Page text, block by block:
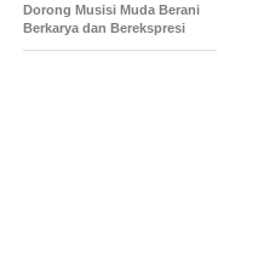
Dorong Musisi Muda Berani
Berkarya dan Berekspresi